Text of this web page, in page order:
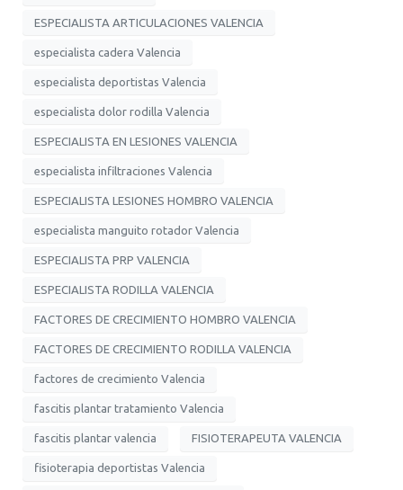
ESPECIALISTA ARTICULACIONES VALENCIA
especialista cadera Valencia
especialista deportistas Valencia
especialista dolor rodilla Valencia
ESPECIALISTA EN LESIONES VALENCIA
especialista infiltraciones Valencia
ESPECIALISTA LESIONES HOMBRO VALENCIA
especialista manguito rotador Valencia
ESPECIALISTA PRP VALENCIA
ESPECIALISTA RODILLA VALENCIA
FACTORES DE CRECIMIENTO HOMBRO VALENCIA
FACTORES DE CRECIMIENTO RODILLA VALENCIA
factores de crecimiento Valencia
fascitis plantar tratamiento Valencia
fascitis plantar valencia FISIOTERAPEUTA VALENCIA
fisioterapia deportistas Valencia